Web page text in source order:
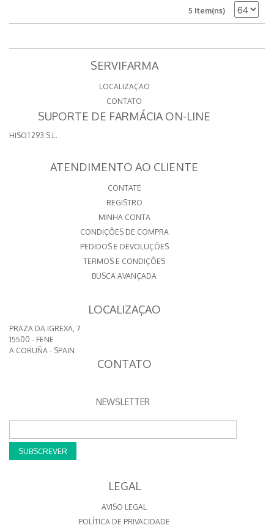
5 Item(ns)
SERVIFARMA
LOCALIZAÇAO
CONTATO
SUPORTE DE FARMÁCIA ON-LINE
HISOT293 S.L.
ATENDIMENTO AO CLIENTE
CONTATE
REGISTRO
MINHA CONTA
CONDIÇÕES DE COMPRA
PEDIDOS E DEVOLUÇÕES
TERMOS E CONDIÇÕES
BUSCA AVANÇADA
LOCALIZAÇAO
PRAZA DA IGREXA, 7
15500 - FENE
A CORUÑA - SPAIN
CONTATO
NEWSLETTER
SUBSCREVER
LEGAL
AVISO LEGAL
POLÍTICA DE PRIVACIDADE